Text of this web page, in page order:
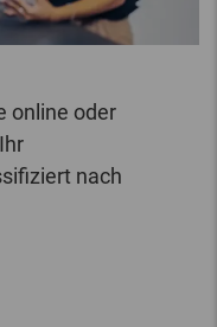
online oder
nach